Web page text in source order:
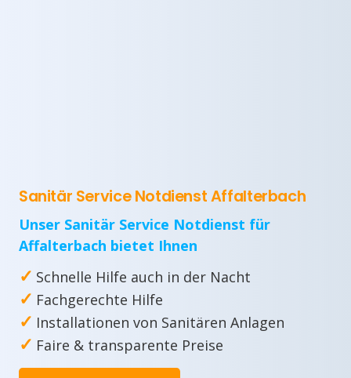
Sanitär Service Notdienst Affalterbach
Unser Sanitär Service Notdienst für
Affalterbach bietet Ihnen
✓ Schnelle Hilfe auch in der Nacht
✓ Fachgerechte Hilfe
✓ Installationen von Sanitären Anlagen
✓ Faire & transparente Preise